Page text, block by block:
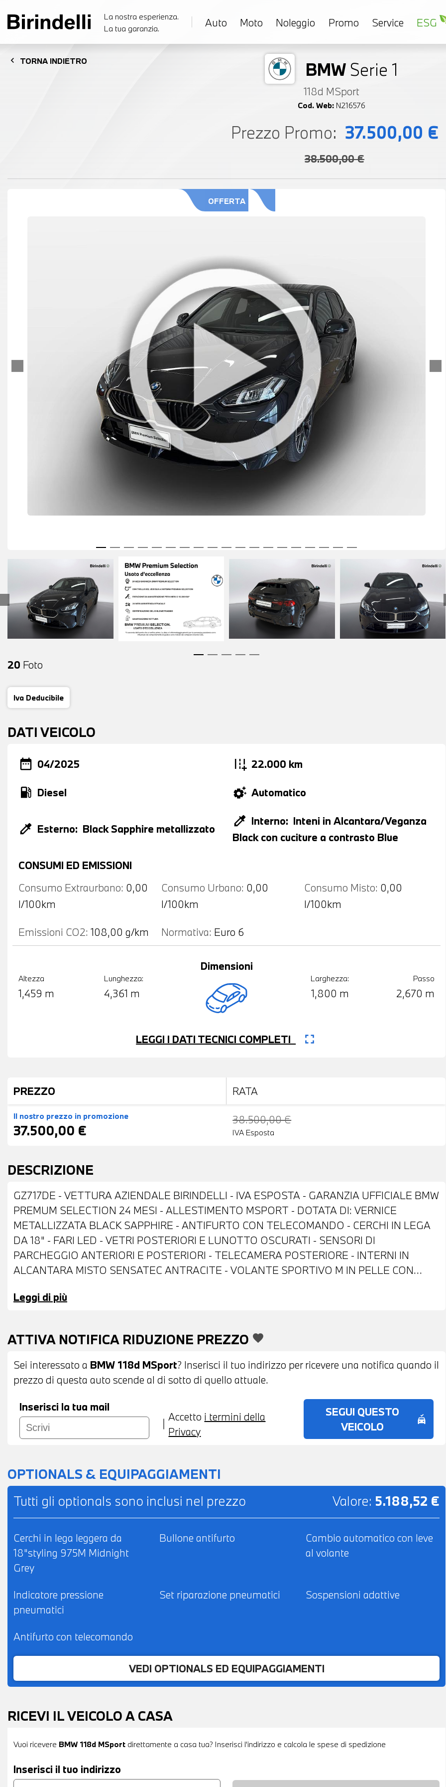
La nostra esperienza.
La tua garanzia.
Auto Moto Noleggio Promo Service ESG
chevron_left TORNA INDIETRO BMW Serie 1
118d MSport
Cod. Web: N216576
Prezzo Promo: 37.500,00 €
38.500,00 €
OFFERTA
20 Foto
Iva Deducibile
DATI VEICOLO
date_range 04/2025 add_road 22.000 km
local_gas_station Diesel settings_suggestAutomatico
colorize Esterno: Black Sapphire metallizzato
colorize Interno: Inteni in Alcantara/Veganza
Black con cuciture a contrasto Blue
CONSUMI ED EMISSIONI
Consumo Extraurbano: 0,00
l/100km
Consumo Urbano: 0,00
l/100km
Consumo Misto: 0,00
l/100km
Emissioni CO2: 108,00 g/km Normativa: Euro 6
Altezza
1,459 m
Lunghezza:
4,361 m
Dimensioni
Larghezza:
1,800 m
Passo
2,670 m
LEGGI I DATI TECNICI COMPLETI fullscreen
PREZZO RATA
Il nostro prezzo in promozione
37.500,00 €
38.500,00 €
IVA Esposta
DESCRIZIONE
GZ717DE - VETTURA AZIENDALE BIRINDELLI - IVA ESPOSTA - GARANZIA UFFICIALE BMW
PREMUM SELECTION 24 MESI - ALLESTIMENTO MSPORT - DOTATA DI: VERNICE
METALLIZZATA BLACK SAPPHIRE - ANTIFURTO CON TELECOMANDO - CERCHI IN LEGA
DA 18" - FARI LED - VETRI POSTERIORI E LUNOTTO OSCURATI - SENSORI DI
PARCHEGGIO ANTERIORI E POSTERIORI - TELECAMERA POSTERIORE - INTERNI IN
ALCANTARA MISTO SENSATEC ANTRACITE - VOLANTE SPORTIVO M IN PELLE CON
VOLANTE - ACTIVE GUARD - DRIVING ASSISTANT - NAVIGATORE - BLUETOOTH - USB -
AUTOMATICO BIZONA - SEDILI ANTERIORI RISCALDABILI - POSSIBILITA' DI PROVA -
POSSIBILITA' DI PERMUTA - POSSIBILITA' DI LEASING O FINANZIAMENTO ANCHE PER
L'INTERO IMPORTO
Leggi di più
ATTIVA NOTIFICA RIDUZIONE PREZZO favorite
Sei interessato a BMW 118d MSport? Inserisci il tuo indirizzo per ricevere una notifica quando il
prezzo di questa auto scende al di sotto di quello attuale.
Inserisci la tua mail
Accetto i termini della
Privacy
SEGUI QUESTO
VEICOLO
no_crash
OPTIONALS & EQUIPAGGIAMENTI
Tutti gli optionals sono inclusi nel prezzo
Valore: 5.188,52 €
Cerchi in lega leggera da
18"styling 975M Midnight
Grey
Bullone antifurto
Cambio automatico con leve
al volante
Indicatore pressione
pneumatici
Set riparazione pneumatici Sospensioni adattive
Antifurto con telecomando
VEDI OPTIONALS ED EQUIPAGGIAMENTI
RICEVI IL VEICOLO A CASA
Vuoi ricevere BMW 118d MSport direttamente a casa tua? Inserisci l'indirizzo e calcola le spese di spedizione
Inserisci il tuo indirizzo